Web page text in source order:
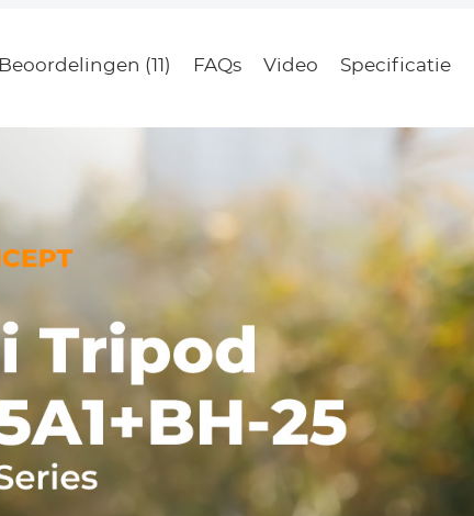
Beoordelingen (11) FAQs Video Specificatie